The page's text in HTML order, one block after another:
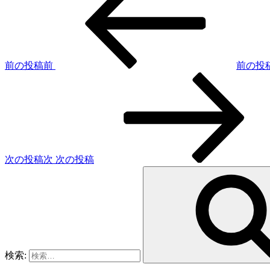
前の投稿前 前の投
次の投稿次 次の投稿
検索: